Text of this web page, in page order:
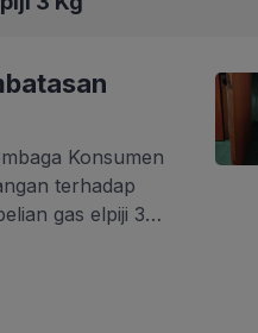
Konsumen
terhadap
gas elpiji 3
Pertamina.
kebijakan
Abadi,